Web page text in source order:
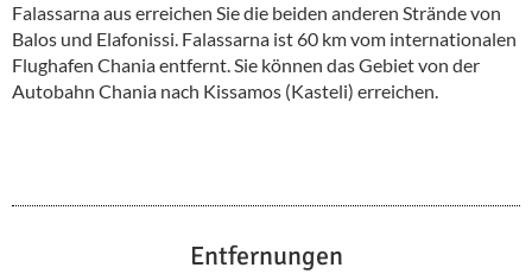
Falassarna aus erreichen Sie die beiden anderen Strände von
Balos und Elafonissi. Falassarna ist 60 km vom internationalen
Flughafen Chania entfernt. Sie können das Gebiet von der
Autobahn Chania nach Kissamos (Kasteli) erreichen.
Entfernungen